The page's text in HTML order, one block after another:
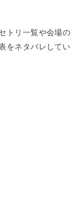
トリ一覧や会場の
をネタバレしてい